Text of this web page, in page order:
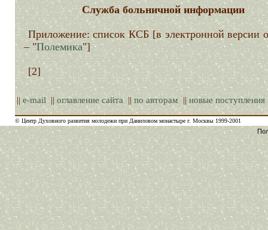
Служба больничной информации
Приложение: список КСБ [в электронной версии
– "Полемика"]
[2]
||e-mail || оглавление сайта|| по авторам ||новые поступления
© Центр Духовного развития молодежи при Даниловом монастыре г. Москвы 1999-2001